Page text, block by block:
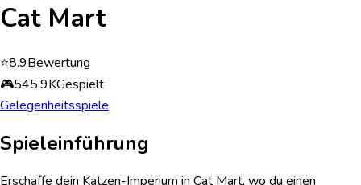
Cat Mart
⭐8.9Bewertung
🎮545.9KGespielt
Gelegenheitsspiele
Spieleinführung
Erschaffe dein Katzen-Imperium in Cat Mart, wo du einen